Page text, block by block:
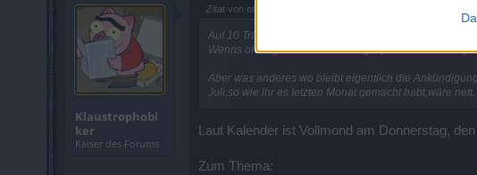
Klaustrophobi
ker
Kaiser des Forums
Zitat von ente1985:
Auf 10 Tränke ist aber schon ein rabbat erkennbar,ich
Wenns ohne großen Hantier aufgespielt wird bin ich
Aber was anderes wo bleibt eigentlich die
Juli,so wie ihr es letzten Monat gemacht habt,wäre nett.
Laut Kalender ist Vollmond am Donnerstag,
Zum Thema: